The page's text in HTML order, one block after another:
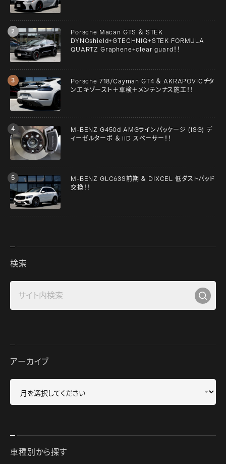
Porsche Macan GTS ＆ STEK
DYNOshield+GTECHNIQ+STEK FORMULA
QUARTZ Graphene+clear guard！！
Porsche 718/Cayman GT4 ＆ AKRAPOVICチタ
ンエキゾースト＋車検＋メンテンナス施工！！
M-BENZ G450d AMGラインパッケージ (ISG) デ
ィーゼルターボ ＆ iiD スペーサー！！
M-BENZ GLC63S前期 ＆ DIXCEL 低ダストパッド
交換！！
検索
アーカイブ
車種別から探す